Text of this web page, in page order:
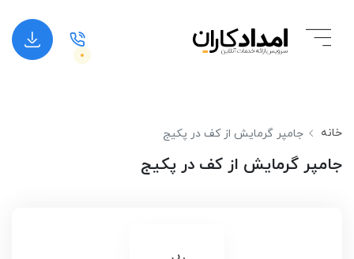
خانه جامپر گرمایش از کف در پکیج
جامپر گرمایش از کف در پکیج